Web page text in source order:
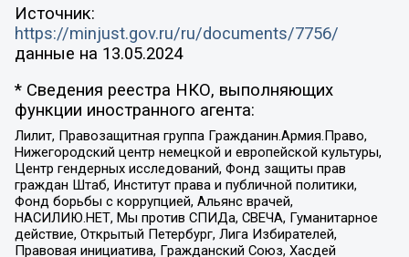
Источник:
https://minjust.gov.ru/ru/documents/7756/
данные на 13.05.2024
* Сведения реестра НКО, выполняющих
функции иностранного агента:
Лилит, Правозащитная группа Гражданин.Армия.Право,
Нижегородский центр немецкой и европейской культуры,
Центр гендерных исследований, Фонд защиты прав
граждан Штаб, Институт права и публичной политики,
Фонд борьбы с коррупцией, Альянс врачей,
НАСИЛИЮ.НЕТ, Мы против СПИДа, СВЕЧА, Гуманитарное
действие, Открытый Петербург, Лига Избирателей,
Правовая инициатива, Гражданский Союз, Хасдей